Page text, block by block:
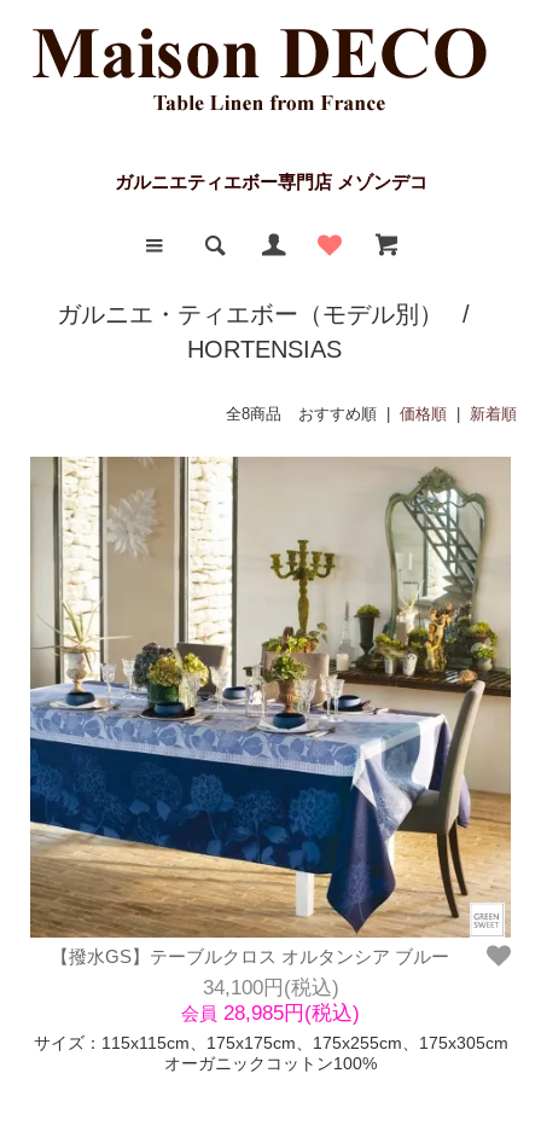
ガルニエティエボー専門店 メゾンデコ
ガルニエ・ティエボー（モデル別）
/
HORTENSIAS
全8商品 おすすめ順 | 価格順 新着順
【撥水GS】テーブルクロス オルタンシア ブルー
34,100円(税込)
会員 28,985円(税込)
サイズ：115x115cm、175x175cm、175x255cm、175x305cm
オーガニックコットン100%